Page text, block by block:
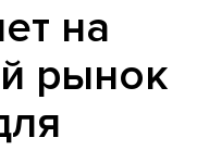
на
рынок